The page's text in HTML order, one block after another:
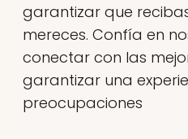
garantizar que
mereces. Confía en
conectar con las
garantizar una
preocupaciones